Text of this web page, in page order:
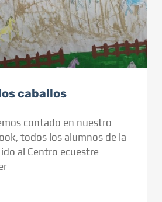
caballos
contado en nuestro
todos los alumnos de la
al Centro ecuestre